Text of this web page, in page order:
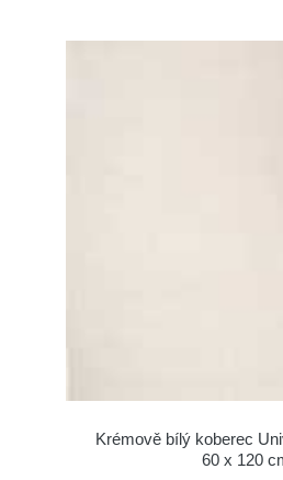
Krémově bílý koberec
60 x 120